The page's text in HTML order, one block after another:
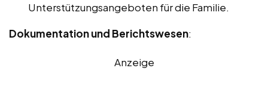
Unterstützungsangeboten für die Familie.
Dokumentation und Berichtswesen:
Anzeige